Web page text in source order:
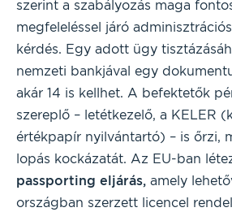
szerint a szabályozás maga
megfeleléssel járó
kérdés. Egy adott ügy
nemzeti bankjával egy
akár 14 is kellhet. A befektetők
szereplő – letétkezelő, a KELER
értékpapír nyilvántartó) – is őrzi,
lopás kockázatát. Az EU-ban
passporting eljárás, amely
országban szerzett licencel